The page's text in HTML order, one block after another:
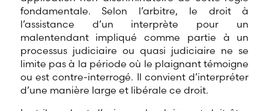
fondamentale. Selon l’arbitre, le droit à
l’assistance d’un interprète pour un
malentendant impliqué comme partie à un
processus judiciaire ou quasi judiciaire ne se
limite pas à la période où le plaignant témoigne
ou est contre-interrogé. Il convient d’interpréter
d’une manière large et libérale ce droit.